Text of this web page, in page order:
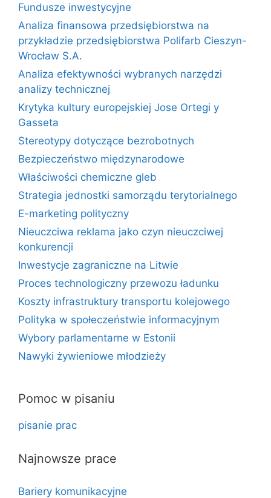
Fundusze inwestycyjne
Analiza finansowa przedsiębiorstwa na
przykładzie przedsiębiorstwa Polifarb Cieszyn-
Wrocław S.A.
Analiza efektywności wybranych narzędzi
analizy technicznej
Krytyka kultury europejskiej Jose Ortegi y
Gasseta
Stereotypy dotyczące bezrobotnych
Bezpieczeństwo międzynarodowe
Właściwości chemiczne gleb
Strategia jednostki samorządu terytorialnego
E-marketing polityczny
Nieuczciwa reklama jako czyn nieuczciwej
konkurencji
Inwestycje zagraniczne na Litwie
Proces technologiczny przewozu ładunku
Koszty infrastruktury transportu kolejowego
Polityka w społeczeństwie informacyjnym
Wybory parlamentarne w Estonii
Nawyki żywieniowe młodzieży
Pomoc w pisaniu
pisanie prac
Najnowsze prace
Bariery komunikacyjne